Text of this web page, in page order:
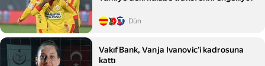
Dün
VakıfBank, Vanja Ivanovic'i kadrosuna
kattı